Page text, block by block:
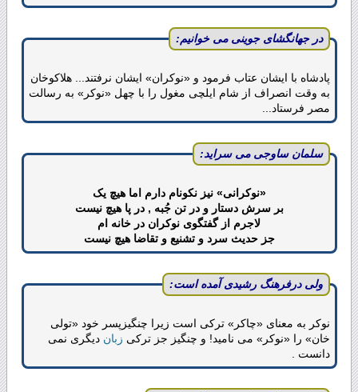
در جهانگشای جوینی می خوانیم:
پادشاه با ایشان عتاب فرمود و «نوکران» ایشان نرفتند... هلاکوخان
به وقت انصراف از شام ایلچی مغول را با چهل «نوکر» به رسالت
مصر فرستاد...
سلمان ساوجی می سراید:
«نوکرانی» نیز نکونام دارم اما هیچ یک
بر سرش دستار و در تن جُبه , در پا هیچ نیست
لاجرم از گفتگوی نوکران در خانه ام
جز حدیث سرد و تشنیع و تقاضا هیچ نیست
ولی درفرهنگ رشیدی آمده است:
نوکر به معنای «چاکر‌» ترکی است زیرا چنگیزپسر خود «تولی
خان» را «نوکر» می نامید! و چنگیز جز ترکی زبان دیگری نمی
دانست .